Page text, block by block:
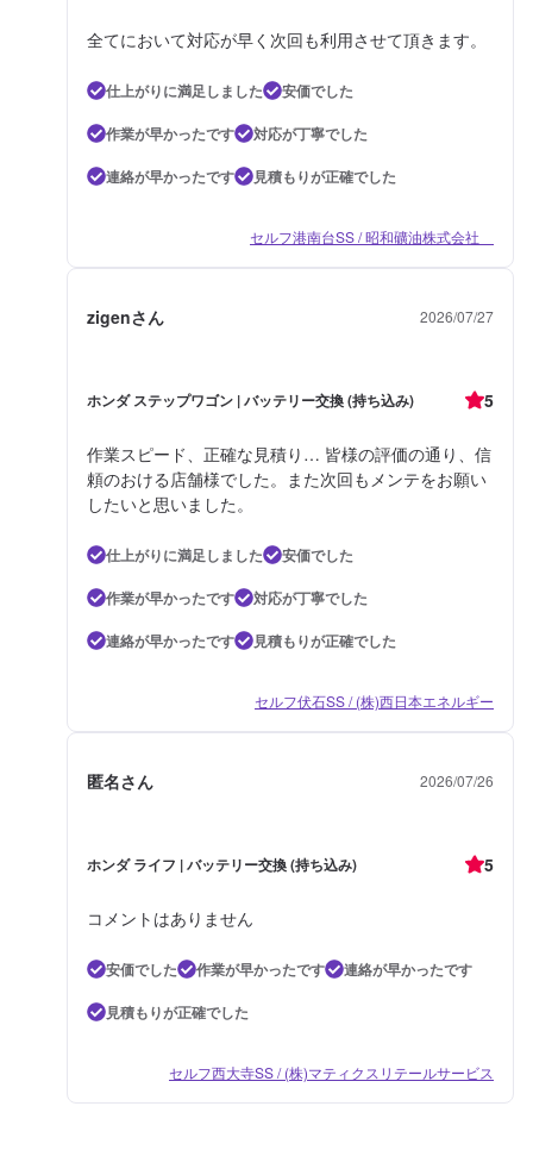
全てにおいて対応が早く次回も利用させて頂きます。
仕上がりに満足しました
安価でした
作業が早かったです
対応が丁寧でした
連絡が早かったです
見積もりが正確でした
セルフ港南台SS / 昭和礦油株式会社
zigenさん 2026/07/27
ホンダ ステップワゴン | バッテリー交換 (持ち込み) 5
作業スピード、正確な見積り… 皆様の評価の通り、信
頼のおける店舗様でした。また次回もメンテをお願い
したいと思いました。
仕上がりに満足しました
安価でした
作業が早かったです
対応が丁寧でした
連絡が早かったです
見積もりが正確でした
セルフ伏石SS / (株)西日本エネルギー
匿名さん 2026/07/26
ホンダ ライフ | バッテリー交換 (持ち込み) 5
コメントはありません
安価でした 作業が早かったです
連絡が早かったです
見積もりが正確でした
セルフ西大寺SS / (株)マティクスリテールサービス